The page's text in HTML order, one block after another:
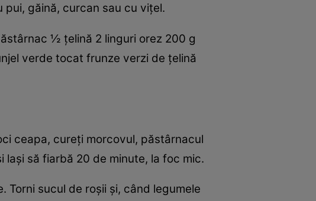
găină, curcan sau cu viţel.
½ ţelină 2 linguri orez 200 g
verde tocat frunze verzi de ţelină
ceapa, cureţi morcovul, păstârnacul
laşi să fiarbă 20 de minute, la foc mic.
Torni sucul de roşii şi, când legumele